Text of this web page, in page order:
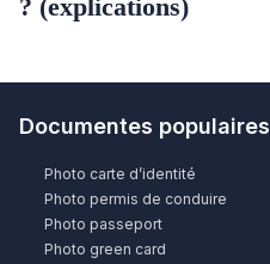
? (explications)
Documentes populaires
Photo carte d’identité
Photo permis de conduire
Photo passeport
Photo green card